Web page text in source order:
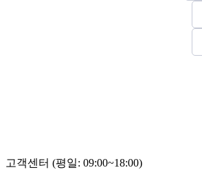
고객센터 (평일: 09:00~18:00)